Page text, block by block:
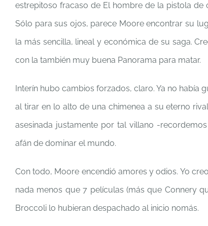
estrepitoso fracaso de El hombre de la pistola de
Sólo para sus ojos, parece Moore encontrar su
la más sencilla, lineal y económica de su saga.
con la también muy buena Panorama para matar.
Interín hubo cambios forzados, claro. Ya no había
al tirar en lo alto de una chimenea a su eterno
asesinada justamente por tal villano -
afán de dominar el mundo.
Con todo, Moore encendió amores y odios. Yo
nada menos que 7 películas (más que Connery
Broccoli lo hubieran despachado al inicio nomás.